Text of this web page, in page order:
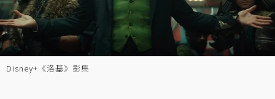
Disney+《洛基》影集